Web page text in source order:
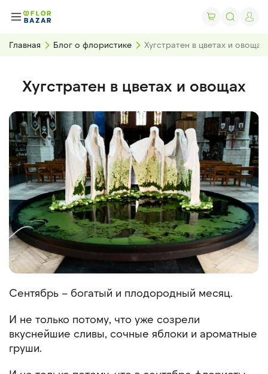
Главная Блог о флористике Хугстратен в цветах и овощах
Хугстратен в цветах и овощах
Сентябрь – богатый и плодородный месяц.
И не только потому, что уже созрели
вкуснейшие сливы, сочные яблоки и ароматные
груши.